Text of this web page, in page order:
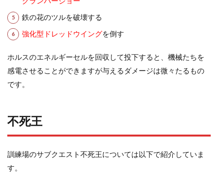
鉄の花のツルを破壊する
強化型ドレッドウイングを倒す
ホルスのエネルギーセルを回収して投下すると、機械たちを
感電させることができますが与えるダメージは微々たるもの
です。
不死王
訓練場のサブクエスト不死王については以下で紹介していま
す。